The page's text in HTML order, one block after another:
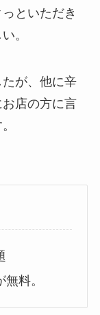
といただき
。
が、他に辛
店の方に言
料。